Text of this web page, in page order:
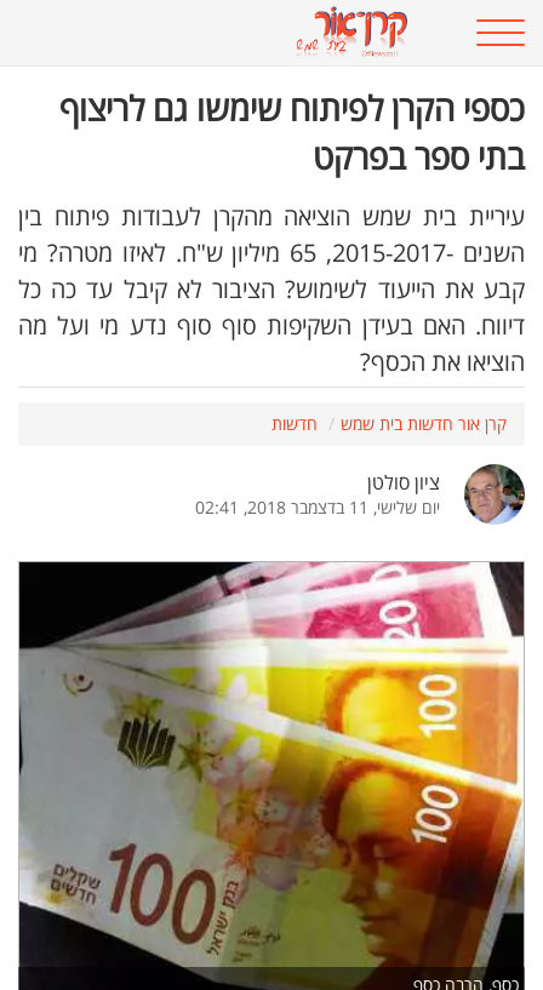
כספי הקרן לפיתוח שימשו גם לריצוף
בתי ספר בפרקט
עיריית בית שמש הוציאה מהקרן לעבודות פיתוח בין
השנים -2015-2017, 65 מיליון ש"ח. לאיזו מטרה? מי
קבע את הייעוד לשימוש? הציבור לא קיבל עד כה כל
דיווח. האם בעידן השקיפות סוף סוף נדע מי ועל מה
הוציאו את הכסף?
קרן אור חדשות בית שמש חדשות
ציון סולטן
יום שלישי, 11 בדצמבר 2018, 02:41
כסף, הרבה כסף